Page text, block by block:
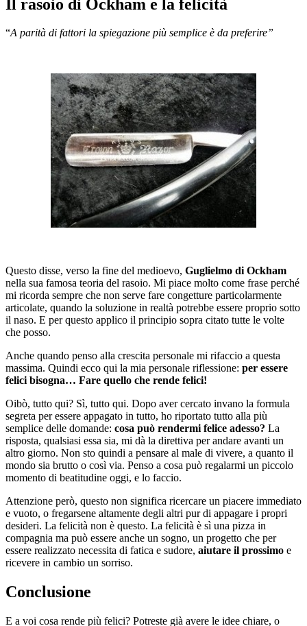
Il rasoio di Ockham e la felicità
“A parità di fattori la spiegazione più semplice è da preferire”
Questo disse, verso la fine del medioevo, Guglielmo di Ockham
nella sua famosa teoria del rasoio. Mi piace molto come frase perché
mi ricorda sempre che non serve fare congetture particolarmente
articolate, quando la soluzione in realtà potrebbe essere proprio sotto
il naso. E per questo applico il principio sopra citato tutte le volte
che posso.
Anche quando penso alla crescita personale mi rifaccio a questa
massima. Quindi ecco qui la mia personale riflessione: per essere
felici bisogna… Fare quello che rende felici!
Oibò, tutto qui? Sì, tutto qui. Dopo aver cercato invano la formula
segreta per essere appagato in tutto, ho riportato tutto alla più
semplice delle domande: cosa può rendermi felice adesso? La
risposta, qualsiasi essa sia, mi dà la direttiva per andare avanti un
altro giorno. Non sto quindi a pensare al male di vivere, a quanto il
mondo sia brutto o così via. Penso a cosa può regalarmi un piccolo
momento di beatitudine oggi, e lo faccio.
Attenzione però, questo non significa ricercare un piacere immediato
e vuoto, o fregarsene altamente degli altri pur di appagare i propri
desideri. La felicità non è questo. La felicità è sì una pizza in
compagnia ma può essere anche un sogno, un progetto che per
essere realizzato necessita di fatica e sudore, aiutare il prossimo e
ricevere in cambio un sorriso.
Conclusione
E a voi cosa rende più felici? Potreste già avere le idee chiare, o